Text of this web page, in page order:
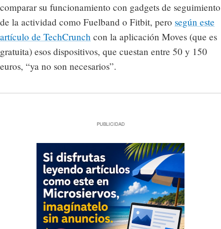
comparar su funcionamiento con gadgets de seguimiento
de la actividad como Fuelband o Fitbit, pero según este
artículo de TechCrunch con la aplicación Moves (que es
gratuita) esos dispositivos, que cuestan entre 50 y 150
euros, “ya no son necesarios”.
PUBLICIDAD